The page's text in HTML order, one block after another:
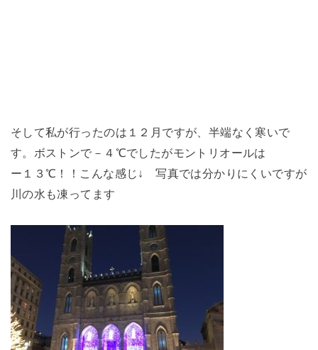
そして私が行ったのは１２月ですが、半端なく寒いで
す。ボストンで－４℃でしたがモントリオールは
ー１３℃！！こんな感じ↓ 写真では分かりにくいですが
川の水も凍ってます